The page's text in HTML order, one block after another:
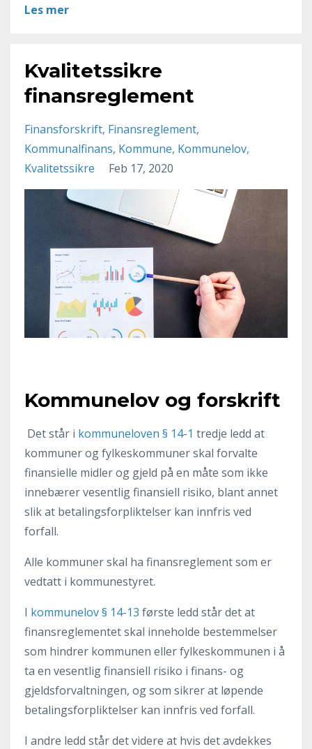
Les mer
Kvalitetssikre
finansreglement
Finansforskrift Finansreglement
Kommunalfinans Kommune Kommunelov
Kvalitetssikre
Feb 17, 2020
Kommunelov og forskrift
Det står i kommuneloven § 14-1 tredje ledd at
kommuner og fylkeskommuner skal forvalte
finansielle midler og gjeld på en måte som ikke
innebærer vesentlig finansiell risiko, blant annet
slik at betalingsforpliktelser kan innfris ved
forfall.
Alle kommuner skal ha finansreglement som er
vedtatt i kommunestyret.
I kommunelov § 14-13 første ledd står det at
finansreglementet skal inneholde bestemmelser
som hindrer kommunen eller fylkeskommunen i å
ta en vesentlig finansiell risiko i finans- og
gjeldsforvaltningen, og som sikrer at løpende
betalingsforpliktelser kan innfris ved forfall.
I andre ledd står det videre at hvis det avdekkes